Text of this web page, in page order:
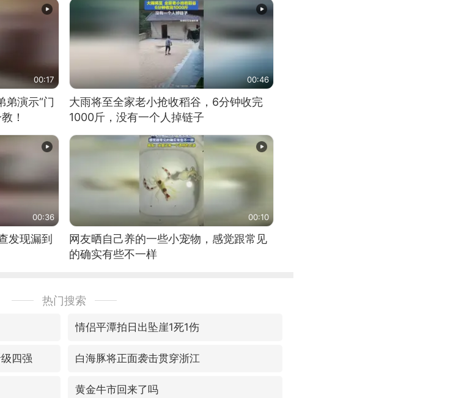
00:17
弟演示“门
！
00:46
大雨将至全家老小抢收稻谷，6分钟收完
1000斤，没有一个人掉链子
00:36
发现漏到
00:10
网友晒自己养的一些小宠物，感觉跟常见
的确实有些不一样
热门搜索
情侣平潭拍日出坠崖1死1伤
四强 白海豚将正面袭击贯穿浙江
黄金牛市回来了吗